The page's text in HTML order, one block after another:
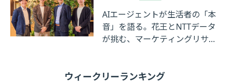
AIエージェントが生活者の「本
音」を語る。花王とNTTデータ
が挑む、マーケティングリサー
ウィークリーランキング